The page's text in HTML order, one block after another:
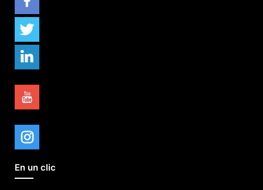
En un clic